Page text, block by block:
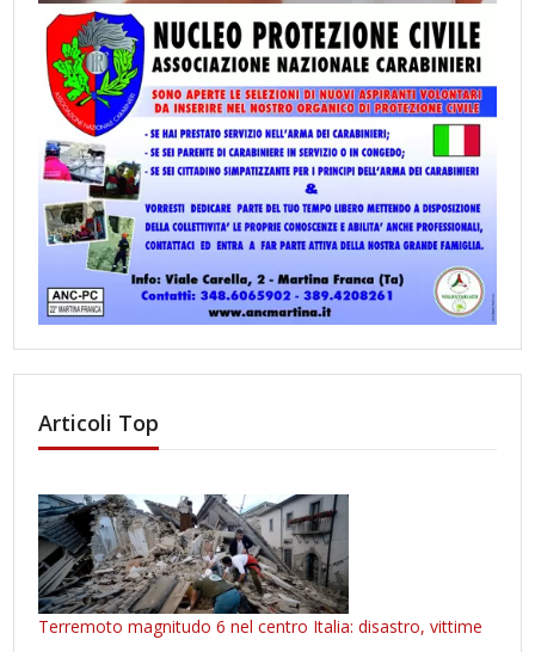
Articoli Top
Terremoto magnitudo 6 nel centro Italia: disastro, vittime